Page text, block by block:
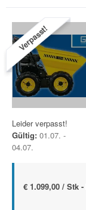
Verpasst!
Leider verpasst!
Gültig: 01.07. -
04.07.
€ 1.099,00 / Stk -